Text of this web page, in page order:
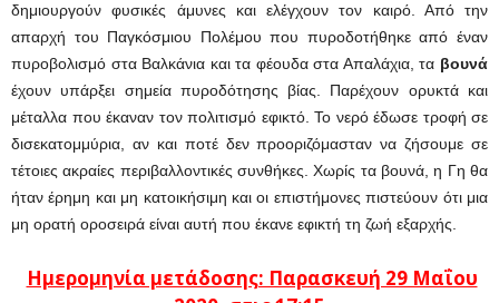
δημιουργούν φυσικές άμυνες και ελέγχουν τον καιρό. Από την
απαρχή του Παγκόσμιου Πολέμου που πυροδοτήθηκε από έναν
πυροβολισμό στα Βαλκάνια και τα φέουδα στα Απαλάχια, τα βουνά
έχουν υπάρξει σημεία πυροδότησης βίας. Παρέχουν ορυκτά και
μέταλλα που έκαναν τον πολιτισμό εφικτό. Το νερό έδωσε τροφή σε
δισεκατομμύρια, αν και ποτέ δεν προοριζόμασταν να ζήσουμε σε
τέτοιες ακραίες περιβαλλοντικές συνθήκες. Χωρίς τα βουνά, η Γη θα
ήταν έρημη και μη κατοικήσιμη και οι επιστήμονες πιστεύουν ότι μια
μη ορατή οροσειρά είναι αυτή που έκανε εφικτή τη ζωή εξαρχής.
Ημερομηνία μετάδοσης: Παρασκευή 29 Μαΐου